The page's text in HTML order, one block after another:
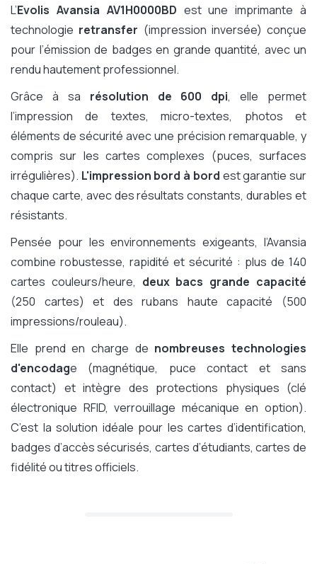
L’Evolis Avansia AV1H0000BD est une imprimante à
technologie retransfer (impression inversée) conçue
pour l’émission de badges en grande quantité, avec un
rendu hautement professionnel.
Grâce à sa résolution de 600 dpi, elle permet
l’impression de textes, micro-textes, photos et
éléments de sécurité avec une précision remarquable, y
compris sur les cartes complexes (puces, surfaces
irrégulières). L'impression bord à bord est garantie sur
chaque carte, avec des résultats constants, durables et
résistants.
Pensée pour les environnements exigeants, l’Avansia
combine robustesse, rapidité et sécurité : plus de 140
cartes couleurs/heure, deux bacs grande capacité
(250 cartes) et des rubans haute capacité (500
impressions/rouleau).
Elle prend en charge de nombreuses technologies
d'encodage (magnétique, puce contact et sans
contact) et intègre des protections physiques (clé
électronique RFID, verrouillage mécanique en option).
C’est la solution idéale pour les cartes d’identification,
badges d’accès sécurisés, cartes d’étudiants, cartes de
fidélité ou titres officiels.